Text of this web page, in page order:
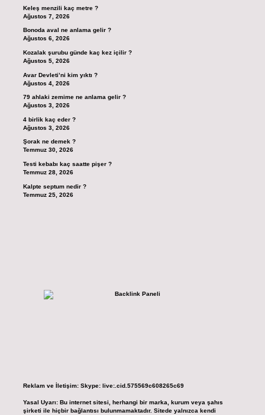
Keleş menzili kaç metre ?
Ağustos 7, 2026
Bonoda aval ne anlama gelir ?
Ağustos 6, 2026
Kozalak şurubu günde kaç kez içilir ?
Ağustos 5, 2026
Avar Devleti’ni kim yıktı ?
Ağustos 4, 2026
79 ahlaki zemime ne anlama gelir ?
Ağustos 3, 2026
4 birlik kaç eder ?
Ağustos 3, 2026
Şorak ne demek ?
Temmuz 30, 2026
Testi kebabı kaç saatte pişer ?
Temmuz 28, 2026
Kalpte septum nedir ?
Temmuz 25, 2026
Reklam ve İletişim: Skype: live:.cid.575569c608265c69
Yasal Uyarı: Bu internet sitesi, herhangi bir marka, kurum veya şahıs
şirketi ile hiçbir bağlantısı bulunmamaktadır. Sitede yalnızca kendi